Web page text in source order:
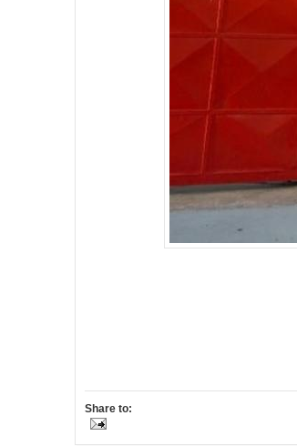
Share to: